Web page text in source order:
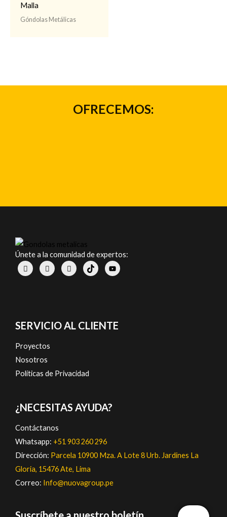
Malla
Góndolas Metálicas
OFRECEMOS:
Únete a la comunidad de expertos:
SERVICIO AL CLIENTE
Proyectos
Nosotros
Políticas de Privacidad
¿NECESITAS AYUDA?
Contáctanos
Whatsapp: +51 903 260 296
Dirección: Parcela 10900 Mza. A Lote 8 Urb. Jardines La
Gloria, 15476 Ate, Lima
Correo: Info@nuovagroup.pe